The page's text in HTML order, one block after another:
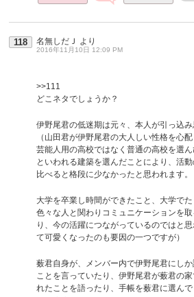
118 名無しだＪ より
2016年11月10日 12:09 PM
>>111
どこネタでしょうか？
伊野尾君の低迷期は元々、本人が引っ込
（山田君が伊野尾君の大人しい性格を心
芸能人用の高校ではなく普通の高校を選
といわれる建築を選んだことにより、活
比べると格段に少なかったと思われます。
大学を卒業し時間ができたこと、大学でた
色々な人と関わりコミュニケーションを
り、今の活躍につながっているのではと
て可愛くなったのも要因の一つですが）
薮君自身が、メンバー内で伊野尾君にし
ことを言っていたり、伊野尾君が薮君の
れたことを語ったり、手帳を薮君に選ん